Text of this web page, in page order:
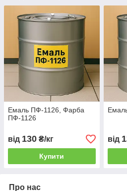
Емаль ПФ-1126, Фарба
ПФ-1126
від 130 ₴/кг
Купити
від
Про нас